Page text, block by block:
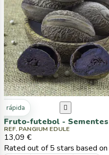
rápida 
Fruto-futebol - Sementes
REF. PANGIUM EDULE
13,09 €
Rated out of 5 stars based on